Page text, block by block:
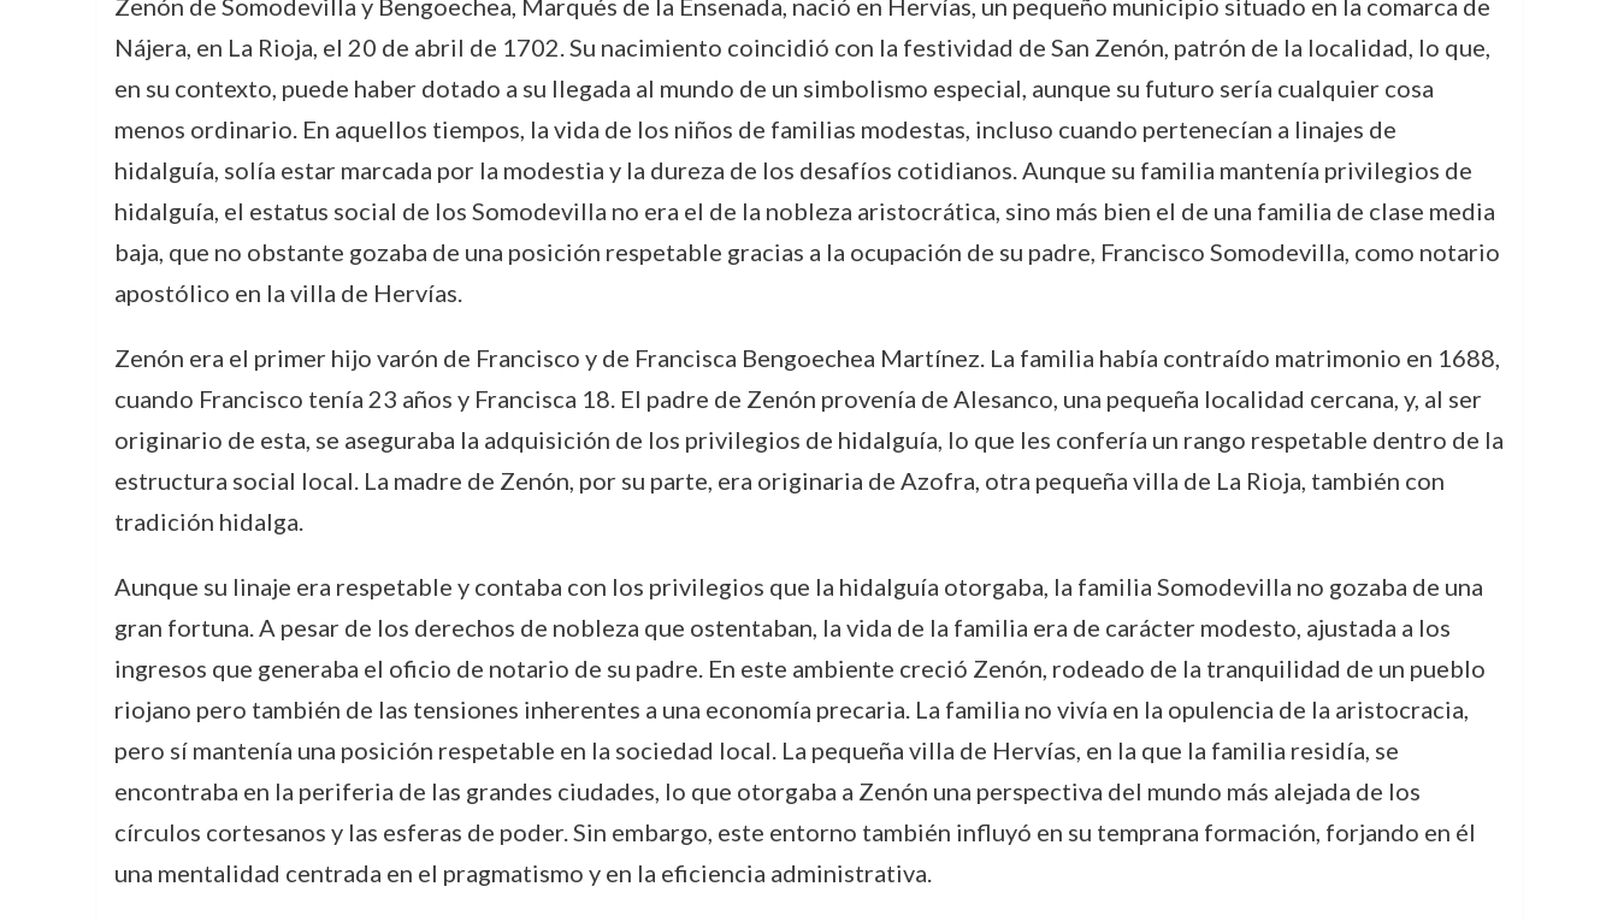
Zenón de Somodevilla y Bengoechea, Marqués de la Ensenada, nació en Hervías, un pequeño municipio situado en la comarca de
Nájera, en La Rioja, el 20 de abril de 1702. Su nacimiento coincidió con la festividad de San Zenón, patrón de la localidad, lo que,
en su contexto, puede haber dotado a su llegada al mundo de un simbolismo especial, aunque su futuro sería cualquier cosa
menos ordinario. En aquellos tiempos, la vida de los niños de familias modestas, incluso cuando pertenecían a linajes de
hidalguía, solía estar marcada por la modestia y la dureza de los desafíos cotidianos. Aunque su familia mantenía privilegios de
hidalguía, el estatus social de los Somodevilla no era el de la nobleza aristocrática, sino más bien el de una familia de clase media
baja, que no obstante gozaba de una posición respetable gracias a la ocupación de su padre, Francisco Somodevilla, como notario
apostólico en la villa de Hervías.
Zenón era el primer hijo varón de Francisco y de Francisca Bengoechea Martínez. La familia había contraído matrimonio en 1688,
cuando Francisco tenía 23 años y Francisca 18. El padre de Zenón provenía de Alesanco, una pequeña localidad cercana, y, al ser
originario de esta, se aseguraba la adquisición de los privilegios de hidalguía, lo que les confería un rango respetable dentro de la
estructura social local. La madre de Zenón, por su parte, era originaria de Azofra, otra pequeña villa de La Rioja, también con
tradición hidalga.
Aunque su linaje era respetable y contaba con los privilegios que la hidalguía otorgaba, la familia Somodevilla no gozaba de una
gran fortuna. A pesar de los derechos de nobleza que ostentaban, la vida de la familia era de carácter modesto, ajustada a los
ingresos que generaba el oficio de notario de su padre. En este ambiente creció Zenón, rodeado de la tranquilidad de un pueblo
riojano pero también de las tensiones inherentes a una economía precaria. La familia no vivía en la opulencia de la aristocracia,
pero sí mantenía una posición respetable en la sociedad local. La pequeña villa de Hervías, en la que la familia residía, se
encontraba en la periferia de las grandes ciudades, lo que otorgaba a Zenón una perspectiva del mundo más alejada de los
círculos cortesanos y las esferas de poder. Sin embargo, este entorno también influyó en su temprana formación, forjando en él
una mentalidad centrada en el pragmatismo y en la eficiencia administrativa.